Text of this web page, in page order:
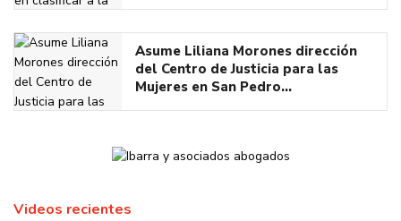
Asume Liliana Morones dirección
del Centro de Justicia para las
Mujeres en San Pedro…
Videos recientes